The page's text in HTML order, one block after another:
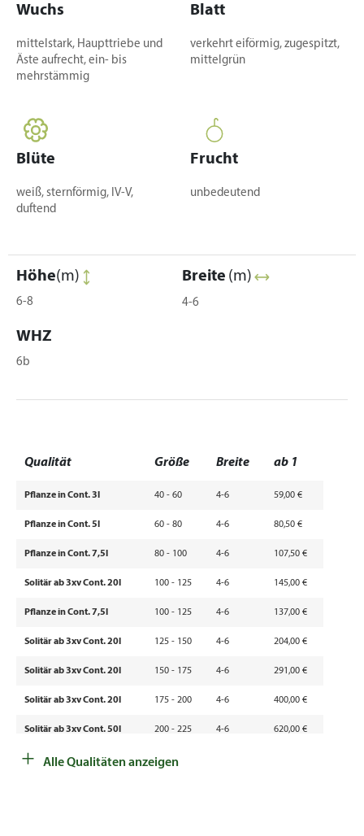
Wuchs
mittelstark, Haupttriebe und
Äste aufrecht, ein- bis
mehrstämmig
Blatt
verkehrt eiförmig, zugespitzt,
mittelgrün
Blüte
weiß, sternförmig, IV-V,
duftend
Frucht
unbedeutend
Höhe(m)
6-8
Breite (m)
4-6
WHZ
6b
Qualität Größe Breite ab 1
Pflanze in Cont. 3l 40 - 60 4-6 59,00 €
Pflanze in Cont. 5l 60 - 80 4-6 80,50 €
Pflanze in Cont. 7,5l 80 - 100 4-6 107,50 €
Solitär ab 3xv Cont. 20l 100 - 125 4-6 145,00 €
Pflanze in Cont. 7,5l 100 - 125 4-6 137,00 €
Solitär ab 3xv Cont. 20l 125 - 150 4-6 204,00 €
Solitär ab 3xv Cont. 20l 150 - 175 4-6 291,00 €
Solitär ab 3xv Cont. 20l 175 - 200 4-6 400,00 €
Solitär ab 3xv Cont. 50l 200 - 225 4-6 620,00 €
Solitär 4xv mDb 225 - 250
+ Alle Qualitäten anzeigen